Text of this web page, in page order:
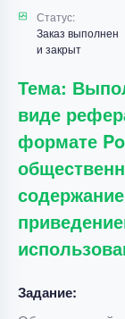
Статус:
Заказ выполнен
и закрыт
Тема:
виде
формате
Задание: